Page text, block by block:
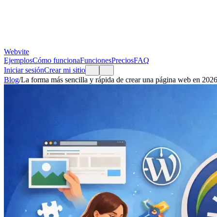
Webvite
EjemplosCómo funcionaFuncionesPreciosFAQ
Iniciar sesiónCrear mi sitio
Blog/La forma más sencilla y rápida de crear una página web en 2026